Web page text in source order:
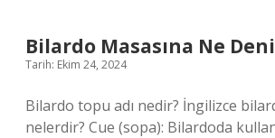
Bilardo Masasına Ne
Tarih: Ekim 24, 2024
Bilardo topu adı nedir? İngilizce
nelerdir? Cue (sopa): Bilardoda